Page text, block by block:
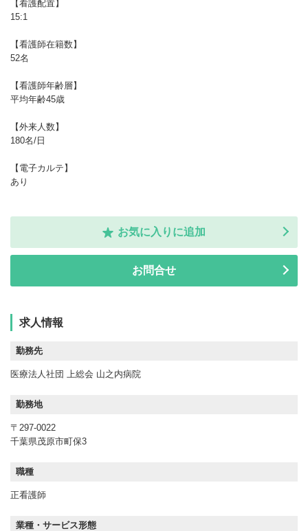
【看護配置】
15:1
【看護師在籍数】
52名
【看護師年齢層】
平均年齢45歳
【外来人数】
180名/日
【電子カルテ】
あり
お気に入りに追加
お問合せ
求人情報
勤務先
医療法人社団 上総会 山之内病院
勤務地
〒297-0022
千葉県茂原市町保3
職種
正看護師
業種・サービス形態